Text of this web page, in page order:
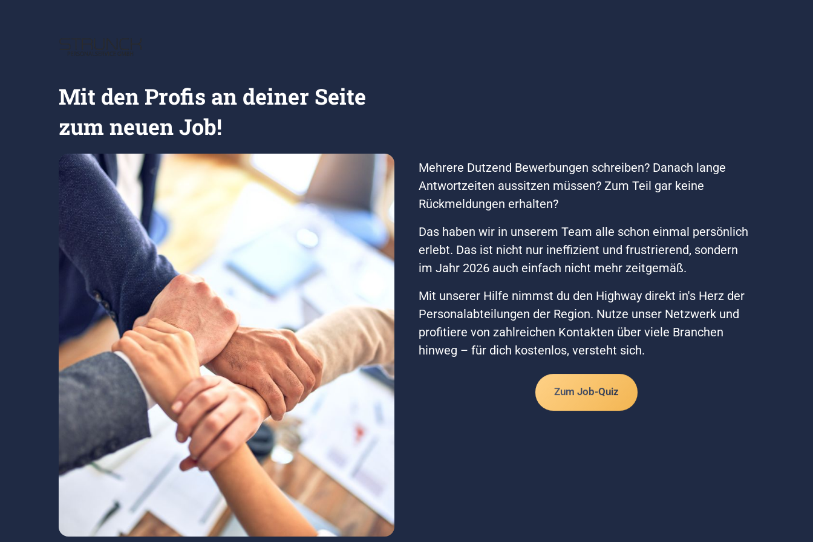
Mit den Profis an deiner Seite
zum neuen Job!
Mehrere Dutzend Bewerbungen schreiben? Danach lange
Antwortzeiten aussitzen müssen? Zum Teil gar keine
Rückmeldungen erhalten?
Das haben wir in unserem Team alle schon einmal persönlich
erlebt. Das ist nicht nur ineffizient und frustrierend, sondern
im Jahr 2026 auch einfach nicht mehr zeitgemäß.
Mit unserer Hilfe nimmst du den Highway direkt in's Herz der
Personalabteilungen der Region. Nutze unser Netzwerk und
profitiere von zahlreichen Kontakten über viele Branchen
hinweg – für dich kostenlos, versteht sich.
Zum Job-Quiz